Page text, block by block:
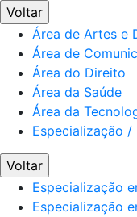
Voltar
Área de Artes e
Área de
Área do Direito
Área da Saúde
Área da
Especialização /
Voltar
Especialização
Especialização